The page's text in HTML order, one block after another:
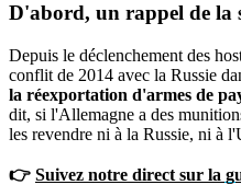
D'abord, un rappel de la
Depuis le déclenchement des
conflit de 2014 avec la Russie
la réexportation d'armes de
dit, si l'Allemagne a des
les revendre ni à la Russie, ni à
👉 Suivez notre direct sur la